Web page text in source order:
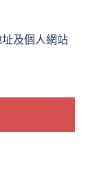
及個人網站